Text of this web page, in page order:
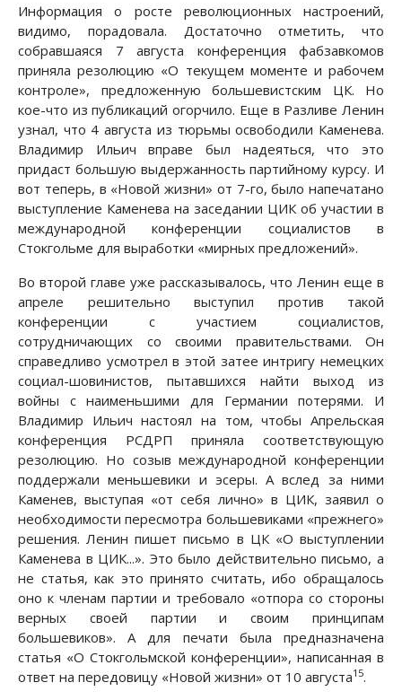
Информация о росте революционных настроений,
видимо, порадовала. Достаточно отметить, что
собравшаяся 7 августа конференция фабзавкомов
приняла резолюцию «О текущем моменте и рабочем
контроле», предложенную большевистским ЦК. Но
кое-что из публикаций огорчило. Еще в Разливе Ленин
узнал, что 4 августа из тюрьмы освободили Каменева.
Владимир Ильич вправе был надеяться, что это
придаст большую выдержанность партийному курсу. И
вот теперь, в «Новой жизни» от 7-го, было напечатано
выступление Каменева на заседании ЦИК об участии в
международной конференции социалистов в
Стокгольме для выработки «мирных предложений».
Во второй главе уже рассказывалось, что Ленин еще в
апреле решительно выступил против такой
конференции с участием социалистов,
сотрудничающих со своими правительствами. Он
справедливо усмотрел в этой затее интригу немецких
социал-шовинистов, пытавшихся найти выход из
войны с наименьшими для Германии потерями. И
Владимир Ильич настоял на том, чтобы Апрельская
конференция РСДРП приняла соответствующую
резолюцию. Но созыв международной конференции
поддержали меньшевики и эсеры. А вслед за ними
Каменев, выступая «от себя лично» в ЦИК, заявил о
необходимости пересмотра большевиками «прежнего»
решения. Ленин пишет письмо в ЦК «О выступлении
Каменева в ЦИК...». Это было действительно письмо, а
не статья, как это принято считать, ибо обращалось
оно к членам партии и требовало «отпора со стороны
верных своей партии и своим принципам
большевиков». А для печати была предназначена
статья «О Стокгольмской конференции», написанная в
ответ на передовицу «Новой жизни» от 10 августа15.